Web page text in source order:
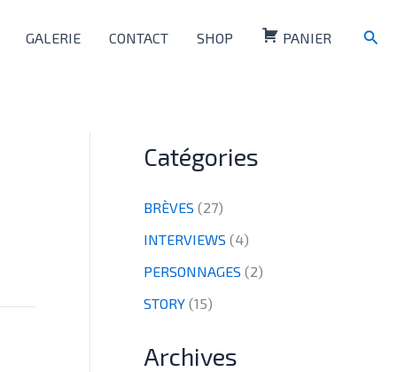
GALERIE CONTACT SHOP PANIER
Catégories
BRÈVES (27)
INTERVIEWS (4)
PERSONNAGES (2)
STORY (15)
Archives